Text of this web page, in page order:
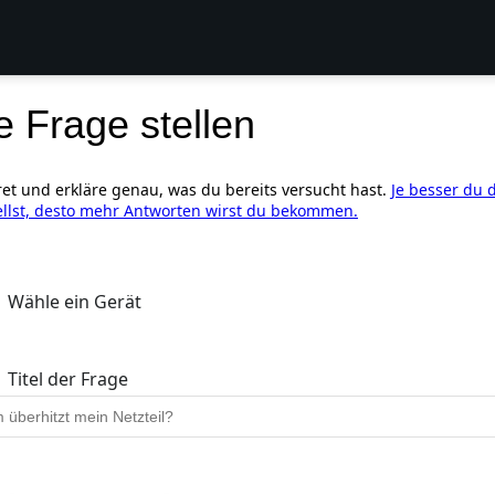
Frage stellen
und erkläre genau, was du bereits versucht hast. Je besser du
desto mehr Antworten wirst du bekommen.
Wähle ein Gerät
Titel der Frage